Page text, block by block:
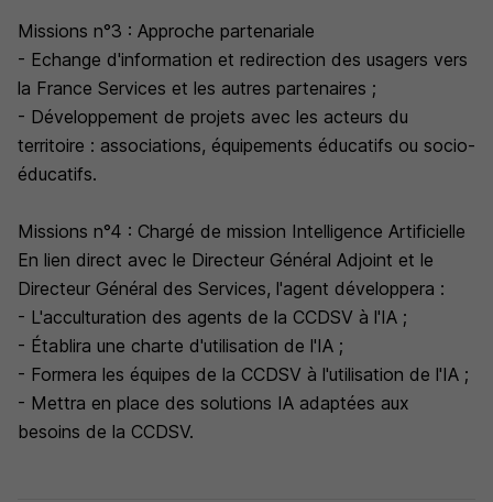
Missions n°3 : Approche partenariale
- Echange d'information et redirection des usagers vers
la France Services et les autres partenaires ;
- Développement de projets avec les acteurs du
territoire : associations, équipements éducatifs ou socio-
éducatifs.
Missions n°4 : Chargé de mission Intelligence Artificielle
En lien direct avec le Directeur Général Adjoint et le
Directeur Général des Services, l'agent développera :
- L'acculturation des agents de la CCDSV à l'IA ;
- Établira une charte d'utilisation de l'IA ;
- Formera les équipes de la CCDSV à l'utilisation de l'IA ;
- Mettra en place des solutions IA adaptées aux
besoins de la CCDSV.